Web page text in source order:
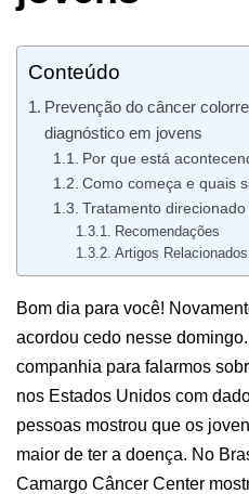
Conteúdo
Prevenção do câncer
diagnóstico em jovens
Por que está
Como começa e quais
Tratamento
Recomendações
Artigos
Bom dia para você!
acordou cedo nesse
companhia para falarmos
nos Estados Unidos com
pessoas mostrou que os
maior de ter a doença. No
Camargo Câncer Center